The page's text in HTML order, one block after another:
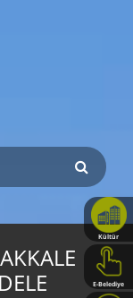
Kültür
Haritası
E-Belediye